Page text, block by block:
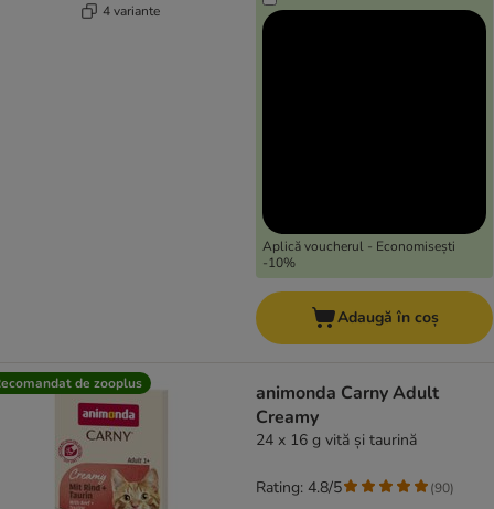
4 variante
Aplică voucherul - Economisești
-10%
Adaugă în coș
de zooplus
animonda Carny Adult
Creamy
24 x 16 g vită și taurină
Rating: 4.8/5 (90)